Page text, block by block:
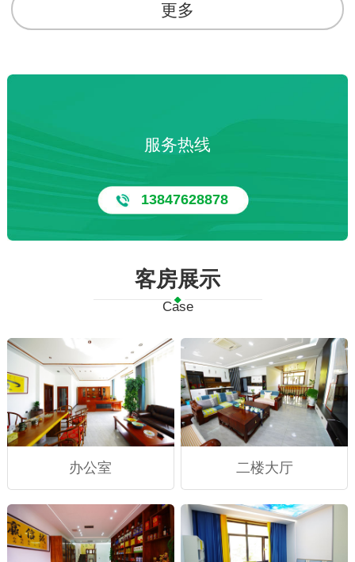
更多
服务热线
13847628878
客房展示
Case
办公室 二楼大厅